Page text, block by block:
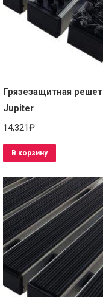
Грязезащитная
Jupiter
14,321₽
В корзину